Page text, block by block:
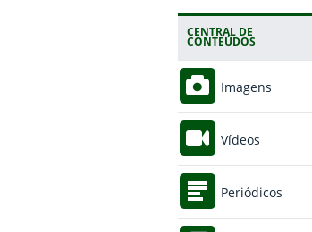
CENTRAL DE
CONTEÚDOS
Imagens
Vídeos
Periódicos